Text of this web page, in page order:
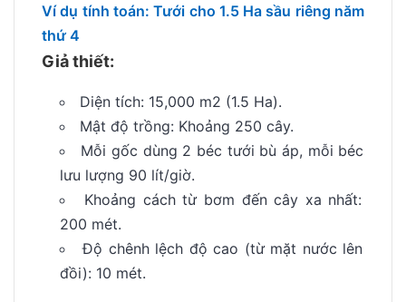
Ví dụ tính toán: Tưới cho 1.5 Ha sầu riêng năm
thứ 4
Giả thiết:
Diện tích: 15,000 m2 (1.5 Ha).
Mật độ trồng: Khoảng 250 cây.
Mỗi gốc dùng 2 béc tưới bù áp, mỗi béc
lưu lượng 90 lít/giờ.
Khoảng cách từ bơm đến cây xa nhất:
200 mét.
Độ chênh lệch độ cao (từ mặt nước lên
đồi): 10 mét.